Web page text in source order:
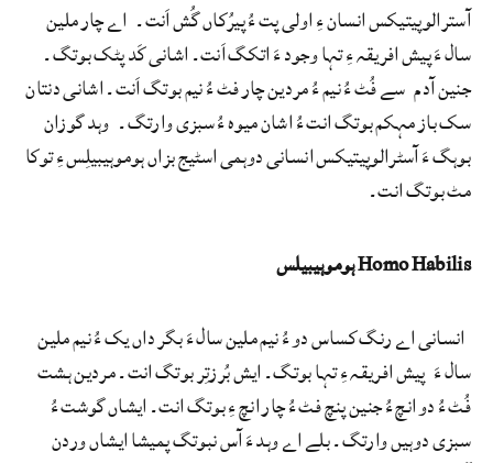
آسترالوپیتیکس انسان ءِ اولی پت ءُ پیرُکاں گُش اَنت۔ اے چار ملین
سال ءَ پیش افریقہ ءِ تہا وجود ءَ اتکگ اَنت۔ اشانی کَد پٹک بوتگ۔
جنین آدم سے فُٹ ءُ نیم ءُ مردین چار فٹ ءُ نیم بوتگ اَنت۔ اشانی دنتان
سک باز مہکم بوتگ انت ءُ اشان میوہ ءُ سبزی وارتگ۔ وہد گوزان
بوہگ ءَ آسٹرالوپیتیکس انسانی دوہمی اسٹیج بزاں ہوموہیبیلِس ءِ توکا
مٹ بوتگ انت۔
Homo Habilis ہوموہیبیلس
انسانی اے رنگ کساس دو ءُ نیم ملین سال ءَ بگر داں یک ءُ نیم ملین
سال ءَ پیش افریقہ ءِ تہا بوتگ۔ ایش بُرزتِر بوتگ انت۔ مردین ہشت
فُٹ ءُ دو انچ ءُ جنین پنچ فٹ ءُ چار انچ ءِ بوتگ انت۔ ایشاں گوشت ءُ
سبزی دوہیں وارتگ۔ بلے اے وہد ءَ آس نبوتگ پمیشا ایشاں وردن